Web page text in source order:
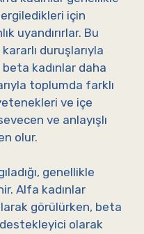
için
uyandırırlar. Bu
duruşlarıyla
kadınlar daha
toplumda farklı
ve içe
ve anlayışlı
olur.
genellikle
Alfa kadınlar
görülürken, beta
olarak